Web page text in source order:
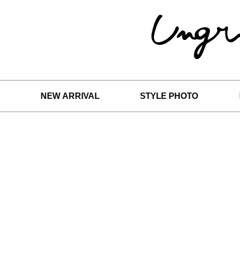
NEW ARRIVAL STYLE PHOTO